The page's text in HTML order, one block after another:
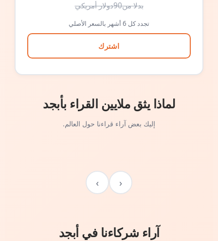
بدلا من90دولار أمريكي
تجدد كل 6 أشهر بالسعر الأصلي
اشترك
لماذا يثق ملايين القراء بأبجد
إليك بعض آراء قراءنا حول العالم.
‹
›
آراء شركاءنا في أبجد